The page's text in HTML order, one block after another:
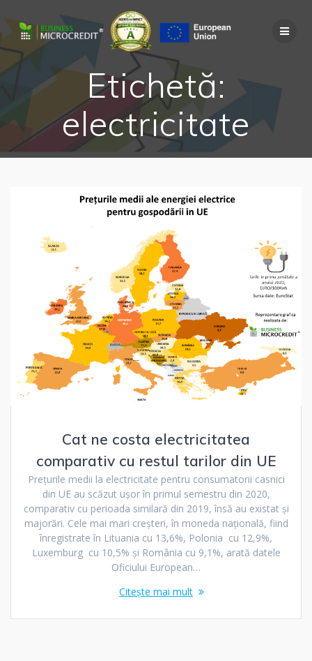
to
content
Etichetă:
electricitate
Cat ne costa electricitatea
comparativ cu restul tarilor din UE
Preţurile medii la electricitate pentru consumatorii casnici
din UE au scăzut uşor în primul semestru din 2020,
comparativ cu perioada similară din 2019, însă au existat şi
majorări. Cele mai mari creşteri, în moneda naţională, fiind
înregistrate în Lituania cu 13,6%, Polonia cu 12,9%,
Luxemburg cu 10,5% şi România cu 9,1%, arată datele
Oficiului European…
Citește mai mult